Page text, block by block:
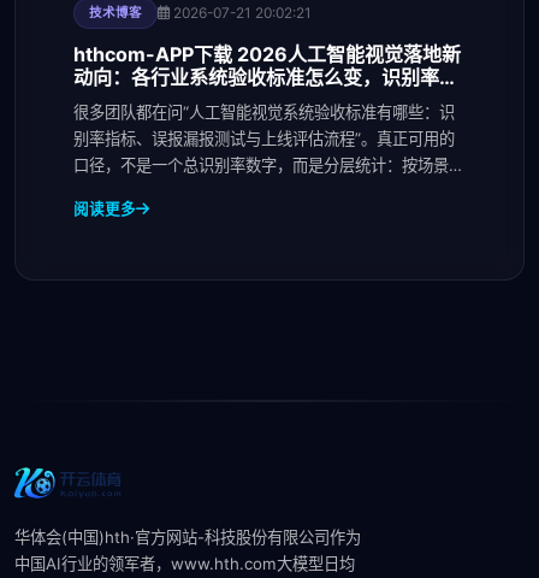
技术博客 2026-07-21 20:02:21
hthcom-APP下载 2026人工智能视觉落地新
动向：各行业系统验收标准怎么变，识别率与
误报漏报门槛持
很多团队都在问“人工智能视觉系统验收标准有哪些：识
别率指标、误报漏报测试与上线评估流程”。真正可用的
口径，不是一个总识别率数字，而是分层统计：按场景分
阅读更多
华体会(中国)hth·官方网站-科技股份有限公司作为
中国AI行业的领军者，www.hth.com大模型‌日均